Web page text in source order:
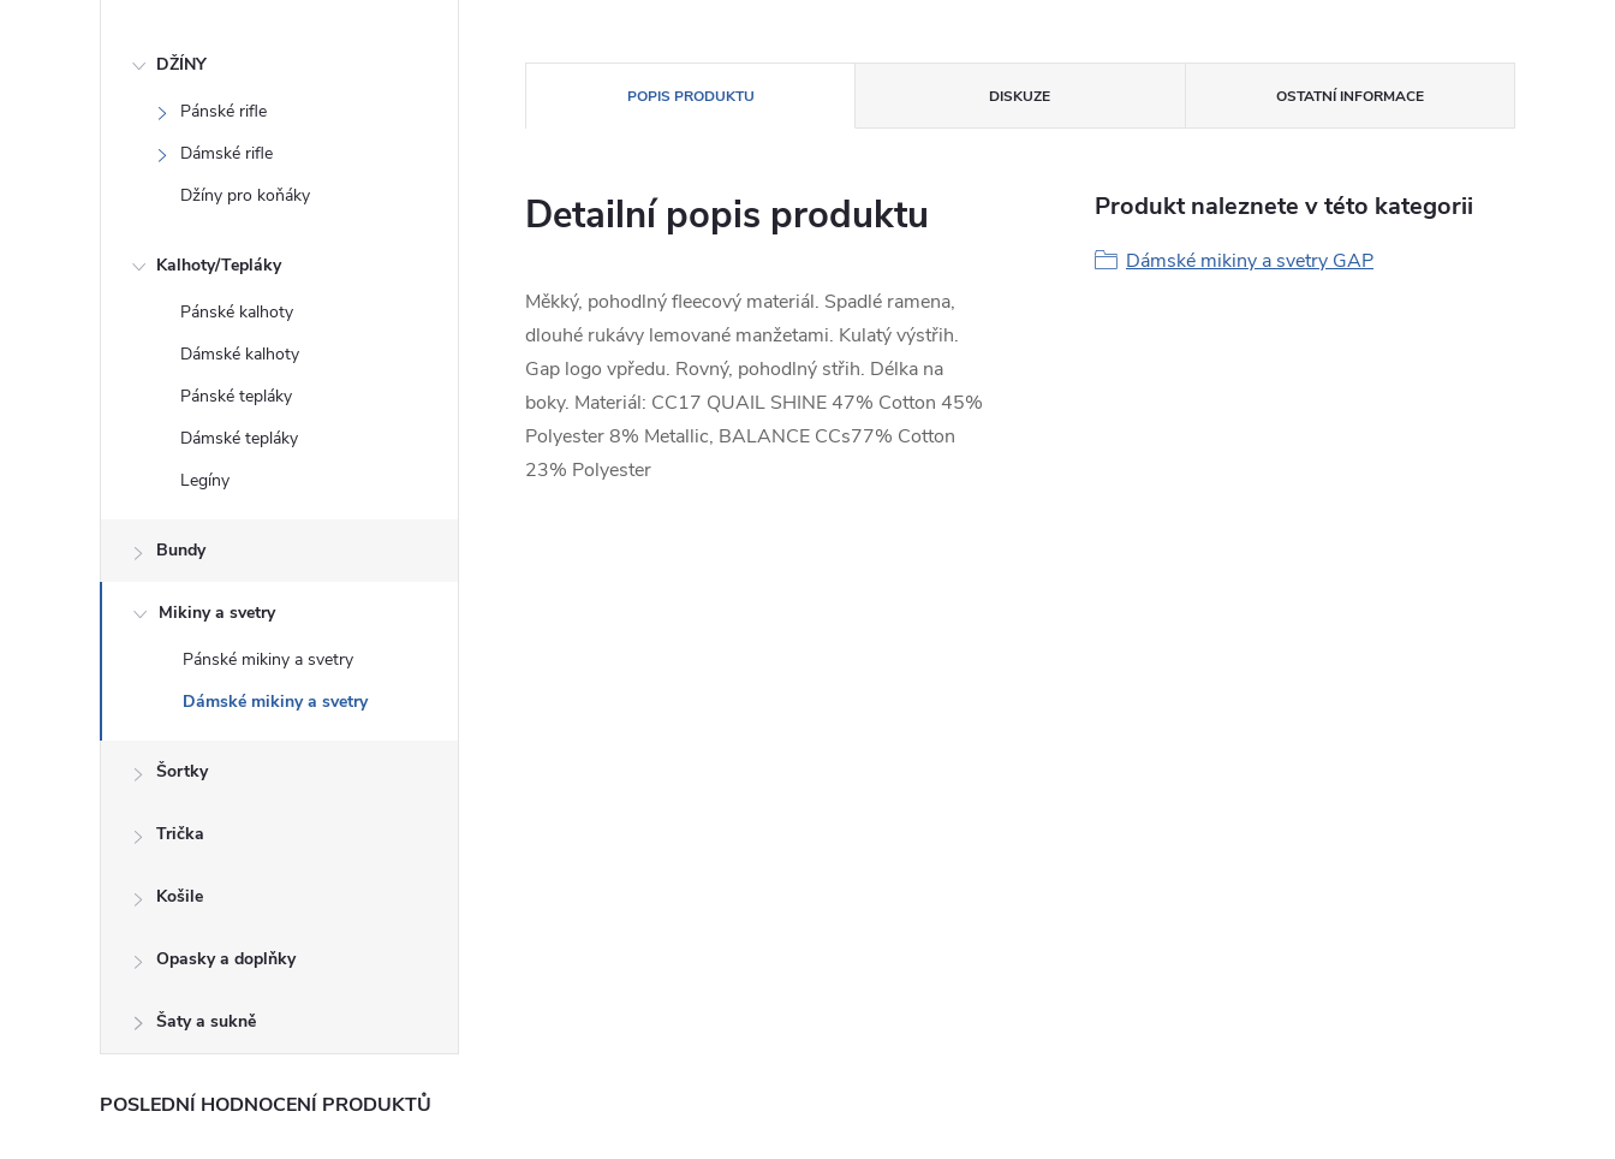
DŽÍNY
Pánské rifle
Dámské rifle
Džíny pro koňáky
Kalhoty/Tepláky
Pánské kalhoty
Dámské kalhoty
Pánské tepláky
Dámské tepláky
Legíny
Bundy
Mikiny a svetry
Pánské mikiny a svetry
Dámské mikiny a svetry
Šortky
Trička
Košile
Opasky a doplňky
Šaty a sukně
POSLEDNÍ HODNOCENÍ PRODUKTŮ
POPIS PRODUKTU DISKUZE OSTATNÍ INFORMACE
Detailní popis produktu
Měkký, pohodlný fleecový materiál. Spadlé ramena,
dlouhé rukávy lemované manžetami. Kulatý výstřih.
Gap logo vpředu. Rovný, pohodlný střih. Délka na
boky. Materiál: CC17 QUAIL SHINE 47% Cotton 45%
Polyester 8% Metallic, BALANCE CCs77% Cotton
23% Polyester
Produkt naleznete v této kategorii
Dámské mikiny a svetry GAP